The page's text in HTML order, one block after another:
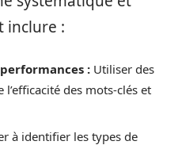
inclure :
: Utiliser des
des mots-clés et
à identifier les types de